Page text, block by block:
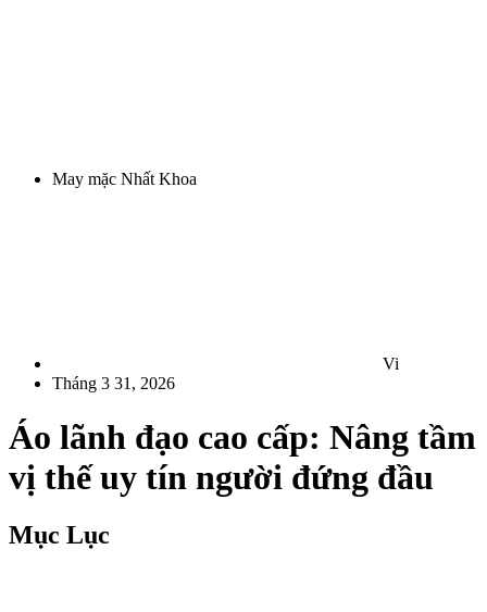
May mặc Nhất Khoa
Vi
Tháng 3 31, 2026
Áo lãnh đạo cao cấp: Nâng tầm
vị thế uy tín người đứng đầu
Mục Lục